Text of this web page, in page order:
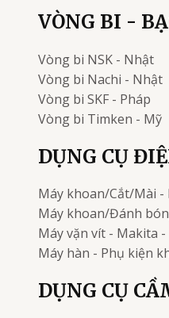
VÒNG BI -
Vòng bi NSK - Nhật
Vòng bi Nachi - Nhật
Vòng bi SKF - Pháp
Vòng bi Timken - Mỹ
DỤNG CỤ
Máy khoan/Cắt/Mài -
Máy khoan/Đánh
Máy vặn vít - Makita
Máy hàn - Phụ kiện
DỤNG CỤ